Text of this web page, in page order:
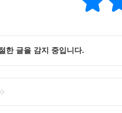
권의 관계
한 글을 감지 중입니다.